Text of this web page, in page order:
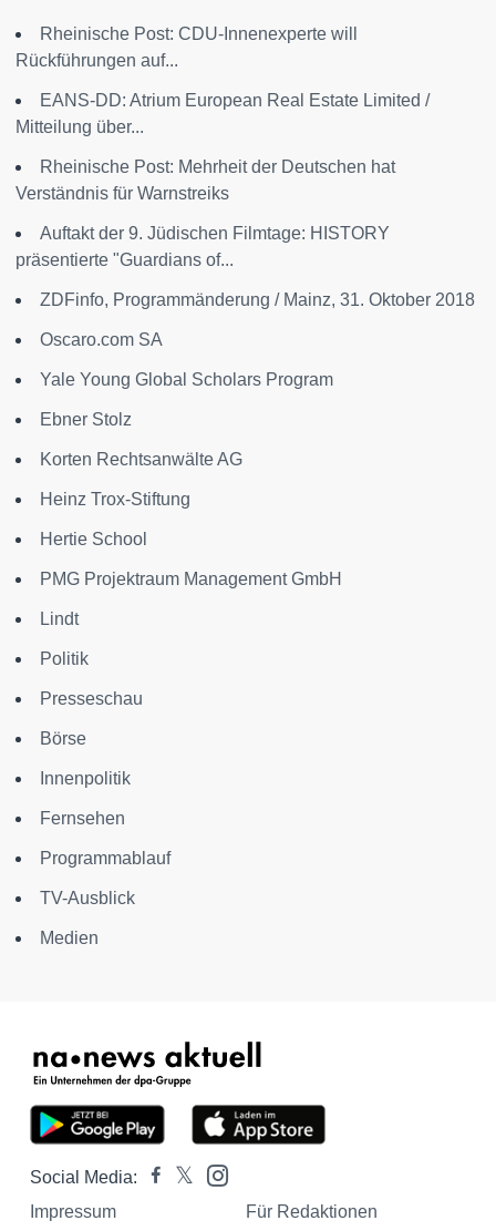
Rheinische Post: CDU-Innenexperte will
Rückführungen auf...
EANS-DD: Atrium European Real Estate Limited /
Mitteilung über...
Rheinische Post: Mehrheit der Deutschen hat
Verständnis für Warnstreiks
Auftakt der 9. Jüdischen Filmtage: HISTORY
präsentierte "Guardians of...
ZDFinfo, Programmänderung / Mainz, 31. Oktober 2018
Oscaro.com SA
Yale Young Global Scholars Program
Ebner Stolz
Korten Rechtsanwälte AG
Heinz Trox-Stiftung
Hertie School
PMG Projektraum Management GmbH
Lindt
Politik
Presseschau
Börse
Innenpolitik
Fernsehen
Programmablauf
TV-Ausblick
Medien
Social Media:
Impressum
Für Redaktionen